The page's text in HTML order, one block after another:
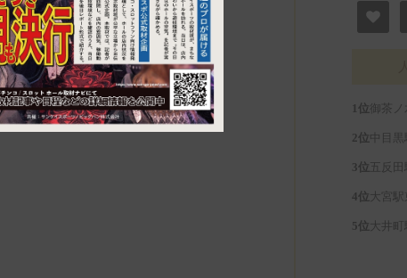
御茶
中目黒
五反田
大宮駅
大井